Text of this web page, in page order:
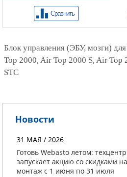
Сравнить
Блок управления (ЭБУ, мозги)
Top 2000, Air Top 2000 S, Air Top
STC
Новости
31 МАЯ / 2026
Готовь Webasto летом:
запускает акцию со скидками
монтаж с 1 июня по 31 июля